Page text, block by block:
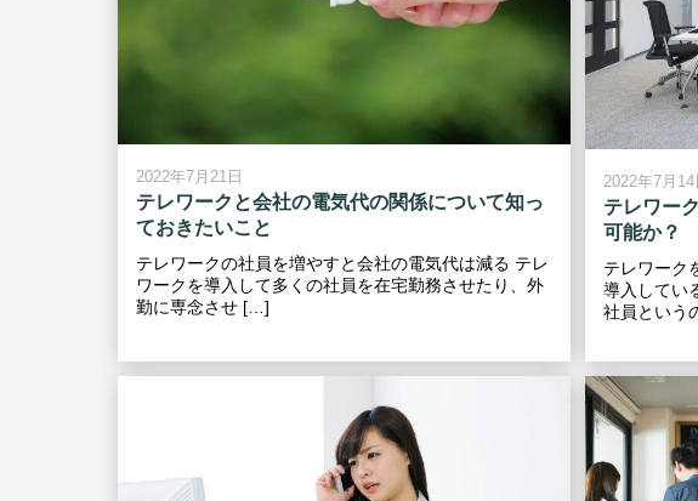
2022年7月21日
テレワークと会社の電気代の関係について知っ
ておきたいこと
テレワークの社員を増やすと会社の電気代は減る テレ
ワークを導入して多くの社員を在宅勤務させたり、外
勤に専念させ […]
2022年7月14
テレワー
可能か？
テレワーク
導入してい
社員という